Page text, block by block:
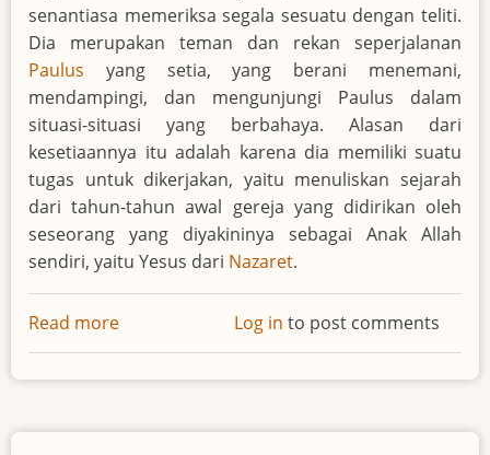
senantiasa memeriksa segala sesuatu dengan teliti.
Dia merupakan teman dan rekan seperjalanan
Paulus yang setia, yang berani menemani,
mendampingi, dan mengunjungi Paulus dalam
situasi-situasi yang berbahaya. Alasan dari
kesetiaannya itu adalah karena dia memiliki suatu
tugas untuk dikerjakan, yaitu menuliskan sejarah
dari tahun-tahun awal gereja yang didirikan oleh
seseorang yang diyakininya sebagai Anak Allah
sendiri, yaitu Yesus dari Nazaret.
Read more
Lukas
Log in to post comments